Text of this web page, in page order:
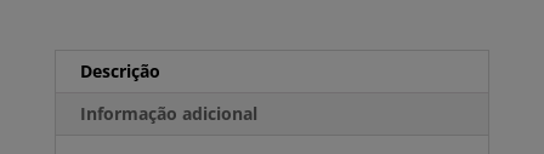
Descrição
Informação adicional